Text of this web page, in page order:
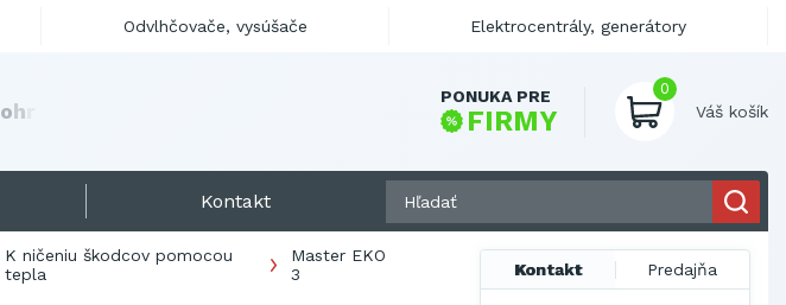
oh
PONUKA PRE
FIRMY
0
Váš košík
Kontakt
K ničeniu škodcov pomocou
tepla
Master EKO
3
Kontakt Predajňa
Odvlhčovače, vysúšače Elektrocentrály, generátory